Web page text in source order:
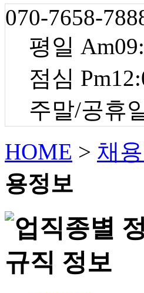
070-7658-
평일
점심
주말/공휴
HOME > 채
용정보